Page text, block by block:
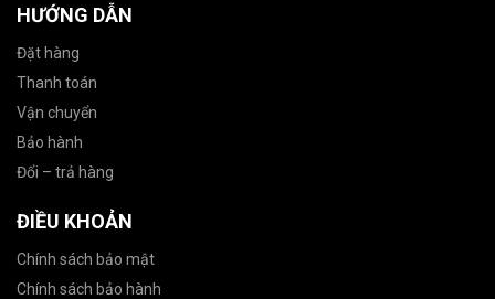
HƯỚNG DẪN
Đặt hàng
Thanh toán
Vận chuyển
Bảo hành
Đổi – trả hàng
ĐIỀU KHOẢN
Chính sách bảo mật
Chính sách bảo hành